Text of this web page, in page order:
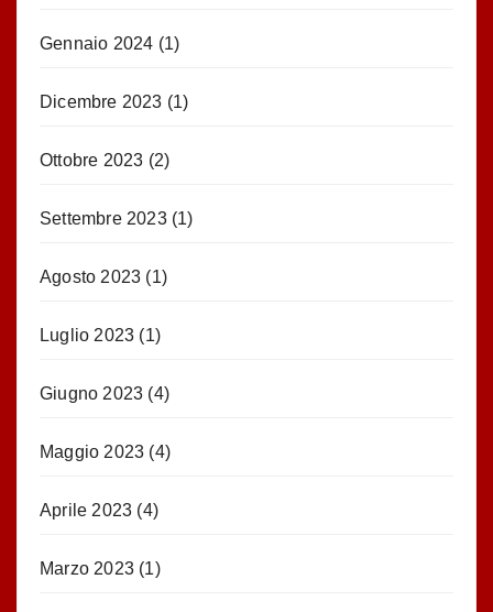
Gennaio 2024 (1)
Dicembre 2023 (1)
Ottobre 2023 (2)
Settembre 2023(1)
Agosto 2023 (1)
Luglio 2023 (1)
Giugno 2023 (4)
Maggio 2023 (4)
Aprile 2023 (4)
Marzo 2023 (1)